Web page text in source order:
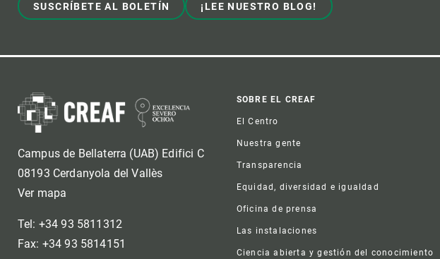
SUSCRÍBETE AL BOLETÍN ¡LEE NUESTRO BLOG!
Campus de Bellaterra (UAB) Edifici C
08193 Cerdanyola del Vallès
Ver mapa
Tel: +34 93 5811312
Fax: +34 93 5814151
Footer
SOBRE EL CREAF
El Centro
Nuestra gente
Transparencia
Equidad, diversidad e igualdad
Oficina de prensa
Las instalaciones
Ciencia abierta y gestión del conocimiento